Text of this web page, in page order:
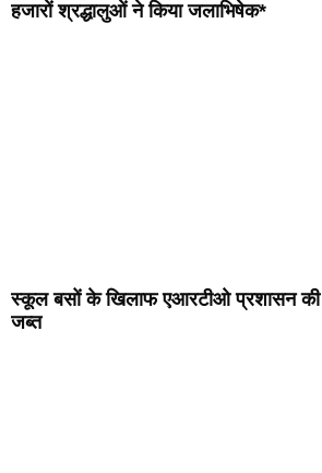
हजारों श्रद्धालुओं ने किया जलाभिषेक*
स्कूल बसों के खिलाफ एआरटीओ प्रशासन की
जब्त